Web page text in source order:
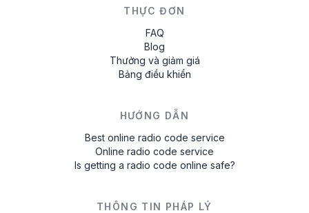
THỰC ĐƠN
FAQ
Blog
Thưởng và giảm giá
Bảng điều khiển
HƯỚNG DẪN
Best online radio code service
Online radio code service
Is getting a radio code online safe?
THÔNG TIN PHÁP LÝ